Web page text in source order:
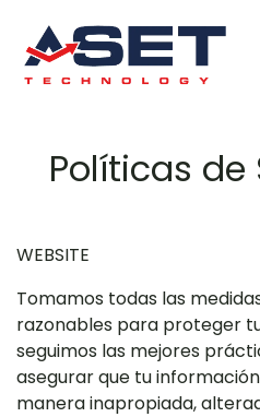
Políticas de
WEBSITE
Tomamos todas las
razonables para proteger
seguimos las mejores
asegurar que tu
manera inapropiada,